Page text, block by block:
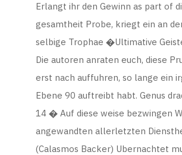
Erlangt ihr den Gewinn as part of
gesamtheit Probe, kriegt ein an
selbige Trophae �Ultimative
Die autoren anraten euch, diese
erst nach auffuhren, so lange ein
Ebene 90 auftreibt habt. Genus
14 � Auf diese weise bezwingen
angewandten allerletzten
(Calasmos Backer) Ubernachtet